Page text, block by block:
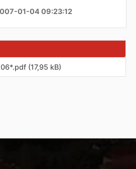
01-04 09:23:12
(17,95 kB)